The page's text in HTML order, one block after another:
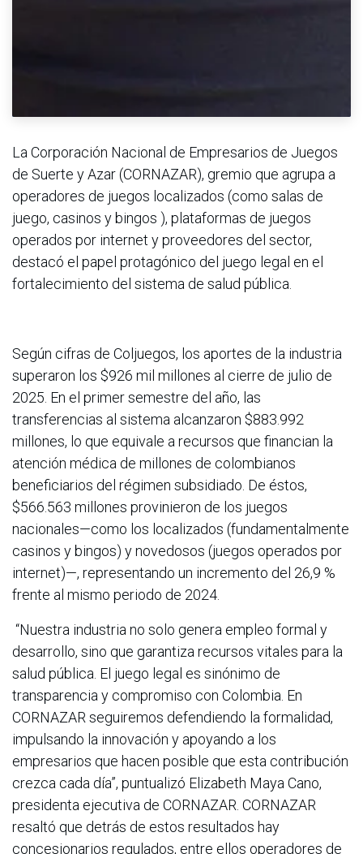
La Corporación Nacional de Empresarios de Juegos
de Suerte y Azar (CORNAZAR), gremio que agrupa a
operadores de juegos localizados (como salas de
juego, casinos y bingos ), plataformas de juegos
operados por internet y proveedores del sector,
destacó el papel protagónico del juego legal en el
fortalecimiento del sistema de salud pública.
Según cifras de Coljuegos, los aportes de la industria
superaron los $926 mil millones al cierre de julio de
2025. En el primer semestre del año, las
transferencias al sistema alcanzaron $883.992
millones, lo que equivale a recursos que financian la
atención médica de millones de colombianos
beneficiarios del régimen subsidiado. De éstos,
$566.563 millones provinieron de los juegos
nacionales—como los localizados (fundamentalmente
casinos y bingos) y novedosos (juegos operados por
internet)—, representando un incremento del 26,9 %
frente al mismo periodo de 2024.
“Nuestra industria no solo genera empleo formal y
desarrollo, sino que garantiza recursos vitales para la
salud pública. El juego legal es sinónimo de
transparencia y compromiso con Colombia. En
CORNAZAR seguiremos defendiendo la formalidad,
impulsando la innovación y apoyando a los
empresarios que hacen posible que esta contribución
crezca cada día”, puntualizó Elizabeth Maya Cano,
presidenta ejecutiva de CORNAZAR. CORNAZAR
resaltó que detrás de estos resultados hay
concesionarios regulados, entre ellos operadores de